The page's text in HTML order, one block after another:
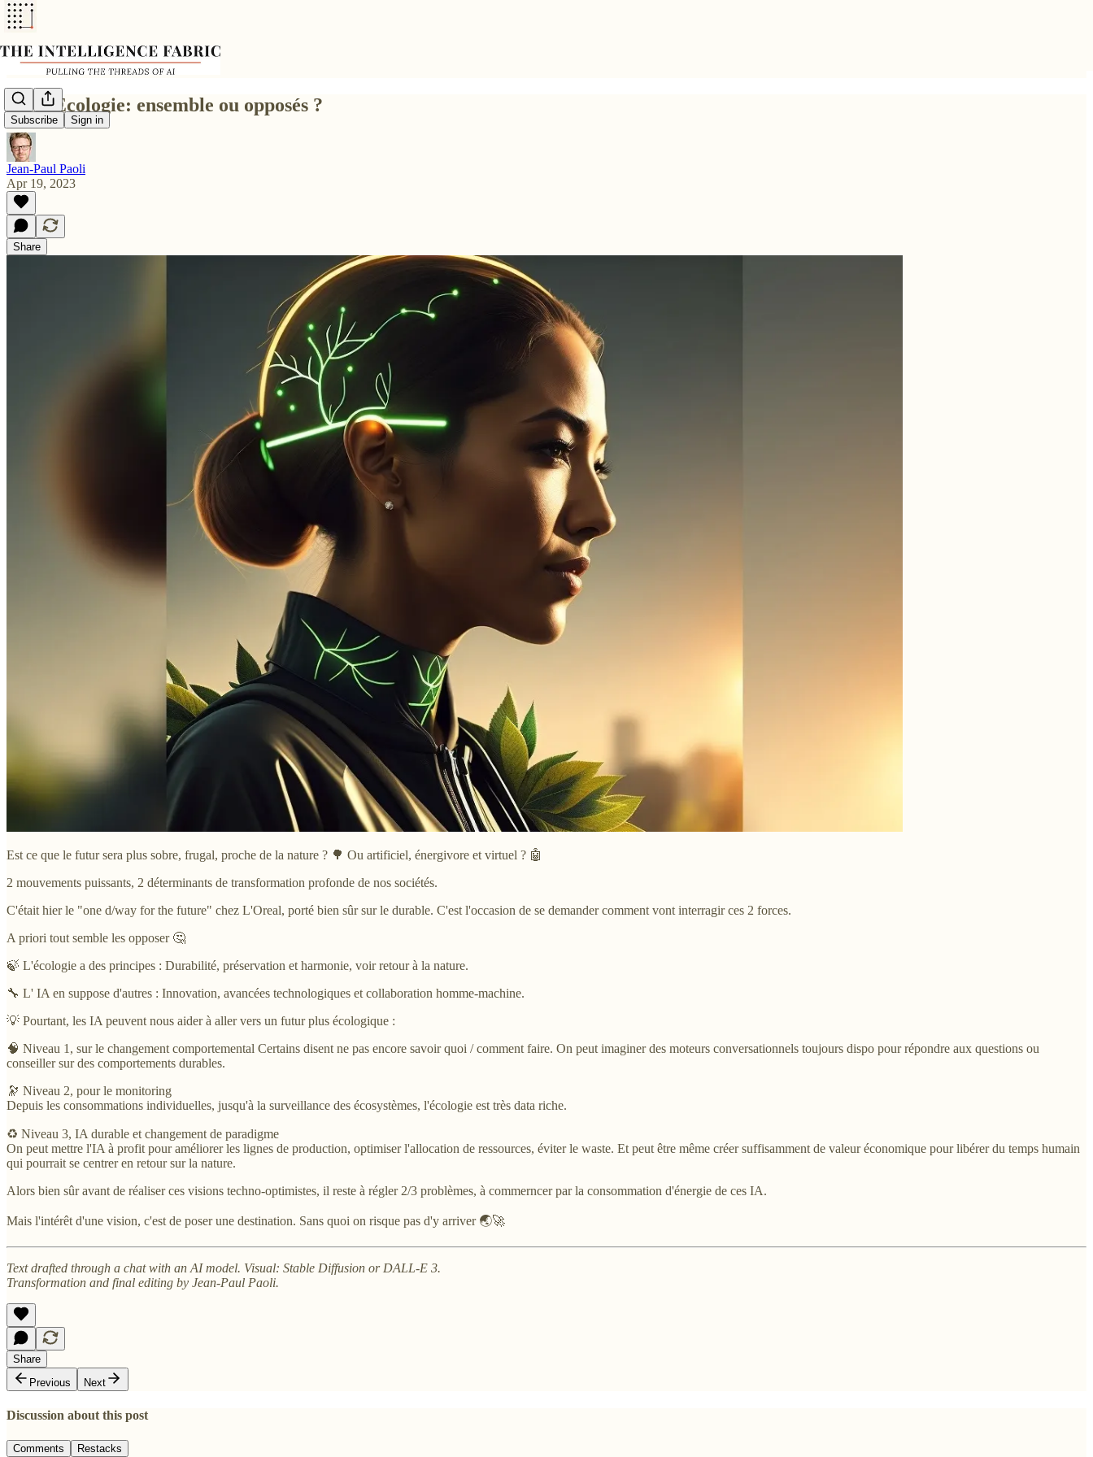
Subscribe Sign in
IA vs Ecologie: ensemble ou opposés ?
Jean-Paul Paoli
Apr 19, 2023
Share
Est ce que le futur sera plus sobre, frugal, proche de la nature ? 🌳 Ou artificiel, énergivore et virtuel ? 🤖
2 mouvements puissants, 2 déterminants de transformation profonde de nos sociétés.
C'était hier le "one d/way for the future" chez L'Oreal, porté bien sûr sur le durable. C'est l'occasion de se demander comment vont interragir ces 2 forces.
A priori tout semble les opposer 🤔
🍃 L'écologie a des principes : Durabilité, préservation et harmonie, voir retour à la nature.
🔧 L' IA en suppose d'autres : Innovation, avancées technologiques et collaboration homme-machine.
💡 Pourtant, les IA peuvent nous aider à aller vers un futur plus écologique :
🧠 Niveau 1, sur le changement comportemental Certains disent ne pas encore savoir quoi / comment faire. On peut imaginer des moteurs conversationnels toujours dispo pour répondre aux questions ou
conseiller sur des comportements durables.
🔭 Niveau 2, pour le monitoring
Depuis les consommations individuelles, jusqu'à la surveillance des écosystèmes, l'écologie est très data riche.
♻️ Niveau 3, IA durable et changement de paradigme
On peut mettre l'IA à profit pour améliorer les lignes de production, optimiser l'allocation de ressources, éviter le waste. Et peut être même créer suffisamment de valeur économique pour libérer du temps humain
qui pourrait se centrer en retour sur la nature.
Alors bien sûr avant de réaliser ces visions techno-optimistes, il reste à régler 2/3 problèmes, à commerncer par la consommation d'énergie de ces IA.
Mais l'intérêt d'une vision, c'est de poser une destination. Sans quoi on risque pas d'y arriver 🌏🚀
Text drafted through a chat with an AI model. Visual: Stable Diffusion or DALL-E 3.
Transformation and final editing by Jean-Paul Paoli.
Share
Previous
Next
Discussion about this post
Comments Restacks